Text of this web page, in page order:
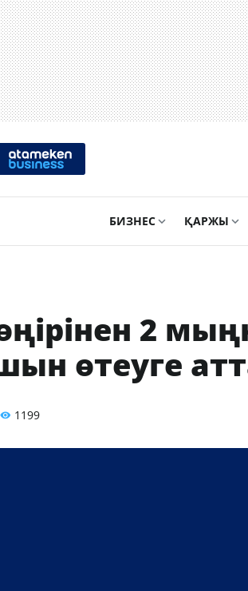
БИЗНЕС ҚАРЖЫ
өңірінен 2
өтеуге
1199